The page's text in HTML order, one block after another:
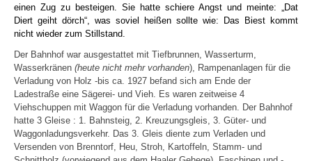
einen Zug zu besteigen. Sie hatte schiere Angst und meinte: „Dat
Diert geiht dörch“, was soviel heißen sollte wie: Das Biest kommt
nicht wieder zum Stillstand.
Der Bahnhof war ausgestattet mit Tiefbrunnen, Wasserturm,
Wasserkränen (heute nicht mehr vorhanden), Rampenanlagen für die
Verladung von Holz -bis ca. 1927 befand sich am Ende der
Ladestraße eine Sägerei- und Vieh. Es waren zeitweise 4
Viehschuppen mit Waggon für die Verladung vorhanden. Der Bahnhof
hatte 3 Gleise : 1. Bahnsteig, 2. Kreuzungsgleis, 3. Güter- und
Waggonladungsverkehr. Das 3. Gleis diente zum Verladen und
Versenden von Brenntorf, Heu, Stroh, Kartoffeln, Stamm- und